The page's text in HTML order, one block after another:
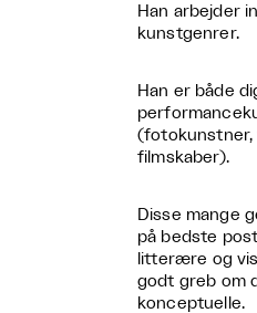
Han arbejder
kunstgenrer.
Han er både
(fotokunstner,
filmskaber).
Disse mange
på bedste
litterære og
godt greb om
konceptuelle.